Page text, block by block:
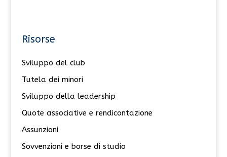
Risorse
Sviluppo del club
Tutela dei minori
Sviluppo della leadership
Quote associative e rendicontazione
Assunzioni
Sovvenzioni e borse di studio